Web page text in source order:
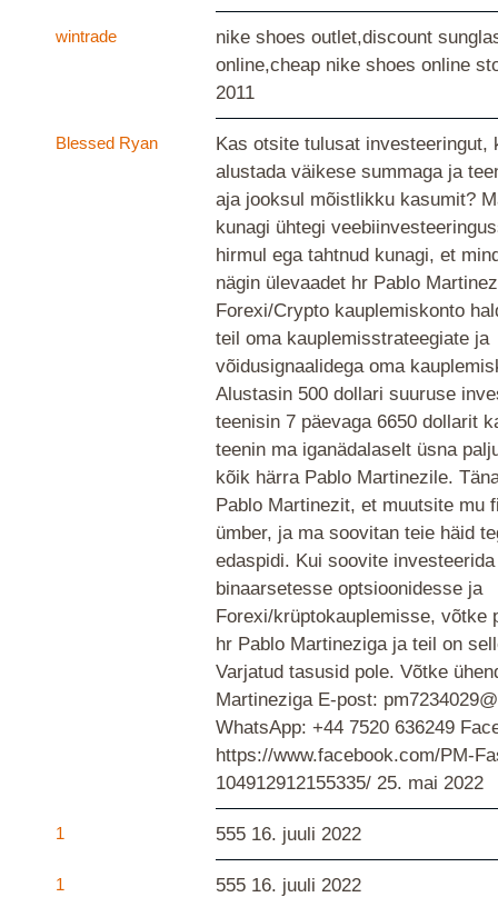
wintrade
nike shoes outlet,discount
online,cheap nike shoes online
2011
Blessed Ryan
Kas otsite tulusat investeeringut,
alustada väikese summaga ja
aja jooksul mõistlikku kasumit?
kunagi ühtegi
hirmul ega tahtnud kunagi, et
nägin ülevaadet hr Pablo
Forexi/Crypto kauplemiskonto
teil oma kauplemisstrateegiate ja
võidusignaalidega oma
Alustasin 500 dollari suuruse
teenisin 7 päevaga 6650 dollarit
teenin ma iganädalaselt üsna
kõik härra Pablo Martinezile.
Pablo Martinezit, et muutsite mu
ümber, ja ma soovitan teie häid
edaspidi. Kui soovite
binaarsetesse optsioonidesse ja
Forexi/krüptokauplemisse, võtke
hr Pablo Martineziga ja teil on
Varjatud tasusid pole. Võtke
Martineziga E-post:
WhatsApp: +44 7520 636249
https://www.facebook.com/PM-
104912912155335/ 25. mai 2022
1 555 16. juuli 2022
1 555 16. juuli 2022